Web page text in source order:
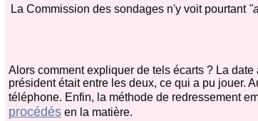
La Commission des sondages n'y voit pourtant
Alors comment expliquer de tels écarts ? La
président était entre les deux, ce qui a pu jouer.
téléphone. Enfin, la méthode de redressement
procédésen la matière.